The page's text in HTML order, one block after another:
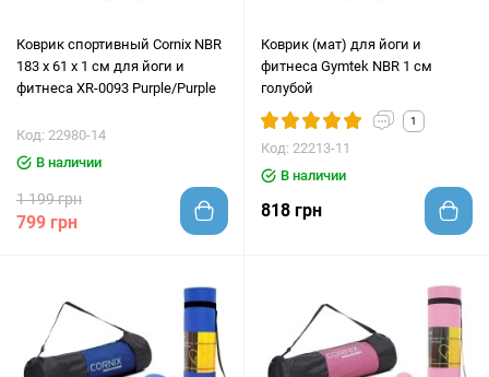
Коврик спортивный Cornix NBR
183 x 61 x 1 cм для йоги и
фитнеса XR-0093 Purple/Purple
Код: 22980-14
В наличии
1 199 грн
799 грн
Коврик (мат) для йоги и
фитнеса Gymtek NBR 1 см
голубой
1
Код: 22213-11
В наличии
818 грн